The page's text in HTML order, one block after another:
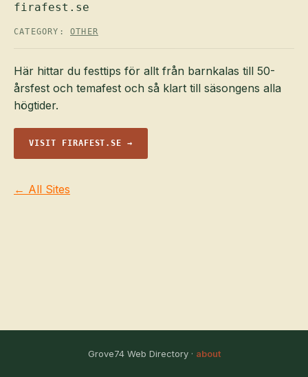
firafest.se
CATEGORY: OTHER
Här hittar du festtips för allt från barnkalas till 50-
årsfest och temafest och så klart till säsongens alla
högtider.
VISIT FIRAFEST.SE →
← All Sites
Grove74 Web Directory · about